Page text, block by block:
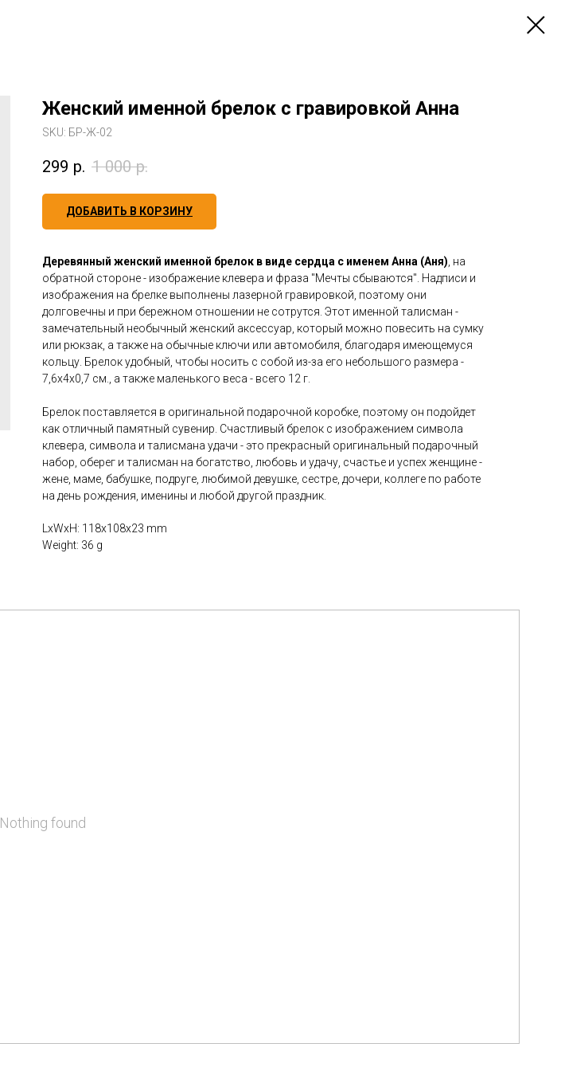
Женский именной брелок с гравировкой Анна
SKU: БР-Ж-02
299 р. 1 000 р.
ДОБАВИТЬ В КОРЗИНУ
Деревянный женский именной брелок в виде сердца с именем Анна (Аня), на
обратной стороне - изображение клевера и фраза "Мечты сбываются". Надписи и
изображения на брелке выполнены лазерной гравировкой, поэтому они
долговечны и при бережном отношении не сотрутся. Этот именной талисман -
замечательный необычный женский аксессуар, который можно повесить на сумку
или рюкзак, а также на обычные ключи или автомобиля, благодаря имеющемуся
кольцу. Брелок удобный, чтобы носить с собой из-за его небольшого размера -
7,6х4х0,7 см., а также маленького веса - всего 12 г.
Брелок поставляется в оригинальной подарочной коробке, поэтому он подойдет
как отличный памятный сувенир. Счастливый брелок с изображением символа
клевера, символа и талисмана удачи - это прекрасный оригинальный подарочный
набор, оберег и талисман на богатство, любовь и удачу, счастье и успех женщине -
жене, маме, бабушке, подруге, любимой девушке, сестре, дочери, коллеге по работе
на день рождения, именины и любой другой праздник.
LxWxH: 118x108x23 mm
Weight: 36 g
Nothing found